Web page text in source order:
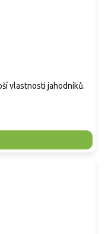
vlastnosti jahodníků.